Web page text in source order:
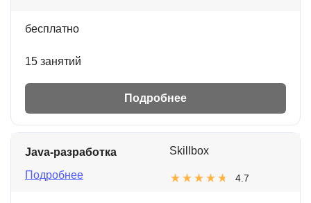
бесплатно
15 занятий
Подробнее
Java-разработка
Подробнее
Skillbox
4.7